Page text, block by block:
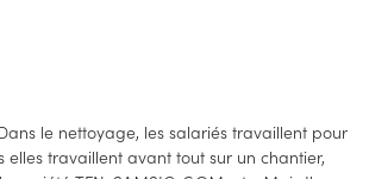
le nettoyage, les salariés travaillent pour
elles travaillent avant tout sur un chantier,